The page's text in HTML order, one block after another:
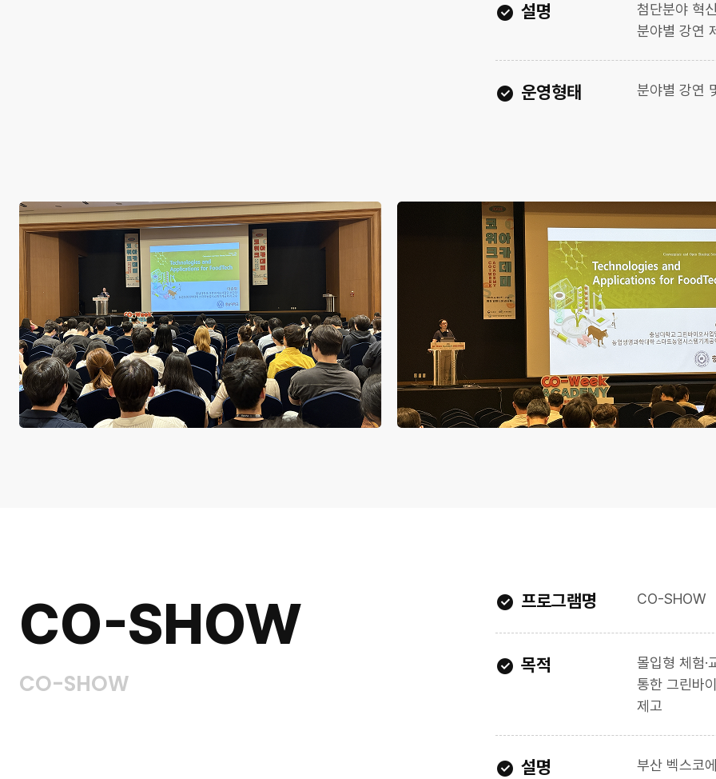
설명
첨단분야 혁
분야별 강연
운영형태 분야별 강연
CO-SHOW
CO-SHOW
프로그램명 CO-SHOW
목적
몰입형 체험·
통한 그린바
제고
설명
부산 벡스코